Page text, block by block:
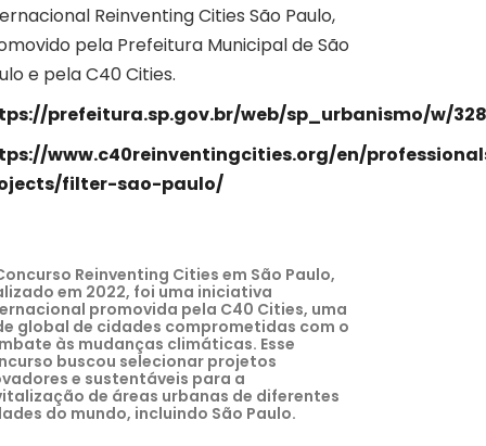
Reinventing Cities São Paulo,
pela Prefeitura Municipal de São
e pela C40 Cities.
prefeitura.sp.gov.br/web/sp_urbanismo/w/
www.c40reinventingcities.org/en/
filter-sao-paulo/
Reinventing Cities em São Paulo,
em 2022, foi uma iniciativa
promovida pela C40 Cities, uma
global de cidades comprometidas com o
às mudanças climáticas. Esse
buscou selecionar projetos
e sustentáveis para a
de áreas urbanas de diferentes
do mundo, incluindo São Paulo.